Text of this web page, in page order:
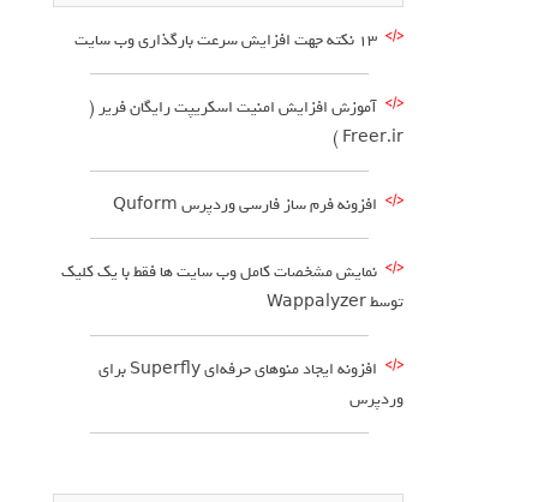
13 نکته جهت افزایش سرعت بارگذاری وب سایت
آموزش افزایش امنیت اسکریپت رایگان فریر (
Freer.ir )
افزونه فرم ساز فارسی وردپرس Quform
نمایش مشخصات کامل وب سایت ها فقط با یک کلیک
توسط Wappalyzer
افزونه ایجاد منوهای حرفه‌ای Superfly برای
وردپرس